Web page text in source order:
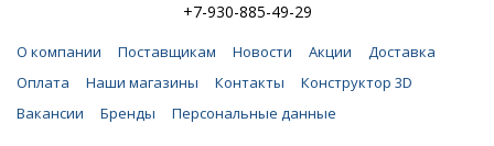
+7-930-885-49-29
О компании Поставщикам Новости Акции
Доставка
Оплата
Наши магазины Контакты
Конструктор 3D
Вакансии
Бренды Персональные данные